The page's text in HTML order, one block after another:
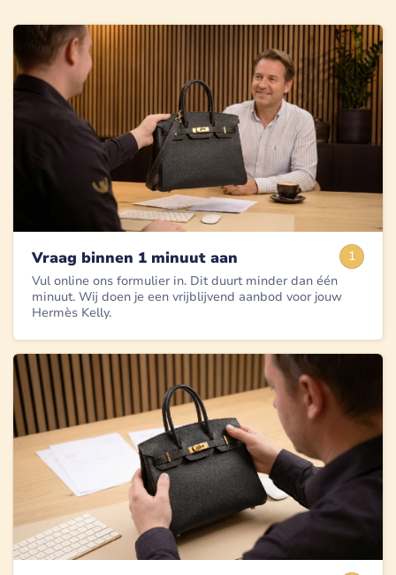
1
Vraag binnen 1 minuut aan
Vul online ons formulier in. Dit duurt minder dan één
minuut. Wij doen je een vrijblijvend aanbod voor jouw
Hermès Kelly.